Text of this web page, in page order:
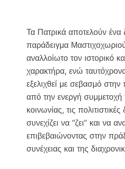
Τα Πατρικά αποτελούν ένα
παράδειγμα
αναλλοίωτο τον ιστορικό
χαρακτήρα, ενώ
εξελιχθεί με σεβασμό
από την ενεργή συμμετοχή
κοινωνίας, τις
συνεχίζει να “ζει” και να
επιβεβαιώνοντας στην
συνέχειας και της